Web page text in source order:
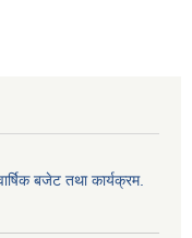
बजेट तथा कार्यक्रम.